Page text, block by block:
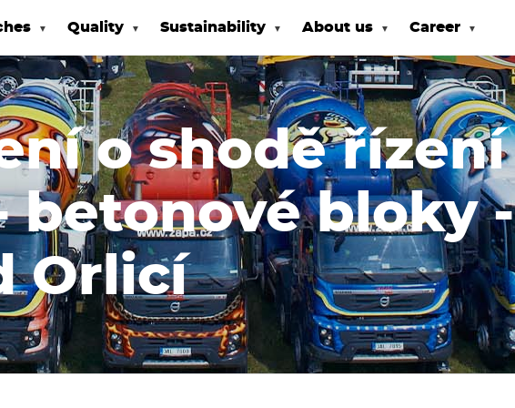
Quality Sustainability About us Career
o shodě řízení
betonové bloky -
Orlicí